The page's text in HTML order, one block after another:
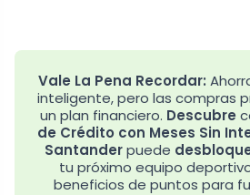
Vale La Pena Recordar:
inteligente, pero las compras
un plan financiero. Descubre
de Crédito con Meses Sin
Santanderpuede
tu próximo equipo
beneficios de puntos para